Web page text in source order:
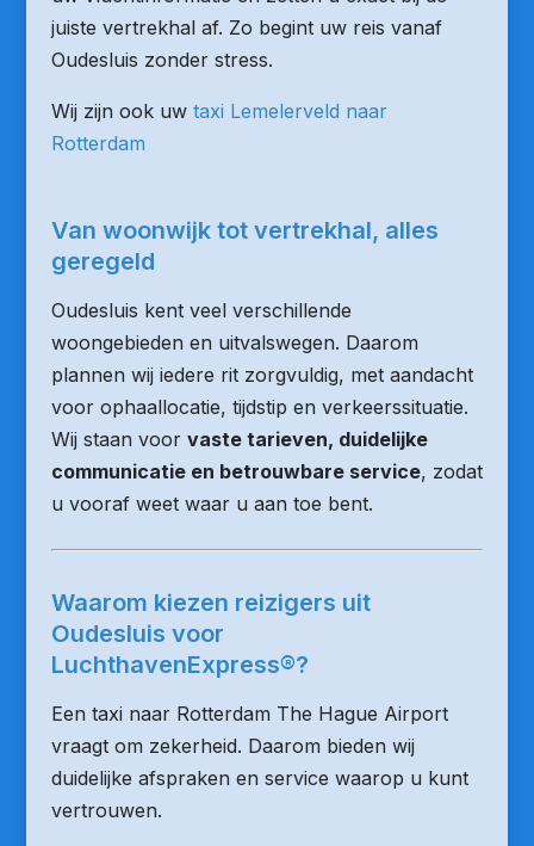
juiste vertrekhal af. Zo begint uw reis vanaf
Oudesluis zonder stress.
Wij zijn ook uw taxi Lemelerveld naar
Rotterdam
Van woonwijk tot vertrekhal, alles
geregeld
Oudesluis kent veel verschillende
woongebieden en uitvalswegen. Daarom
plannen wij iedere rit zorgvuldig, met aandacht
voor ophaallocatie, tijdstip en verkeerssituatie.
Wij staan voor vaste tarieven, duidelijke
communicatie en betrouwbare service, zodat
u vooraf weet waar u aan toe bent.
Waarom kiezen reizigers uit
Oudesluis voor
LuchthavenExpress®?
Een taxi naar Rotterdam The Hague Airport
vraagt om zekerheid. Daarom bieden wij
duidelijke afspraken en service waarop u kunt
vertrouwen.